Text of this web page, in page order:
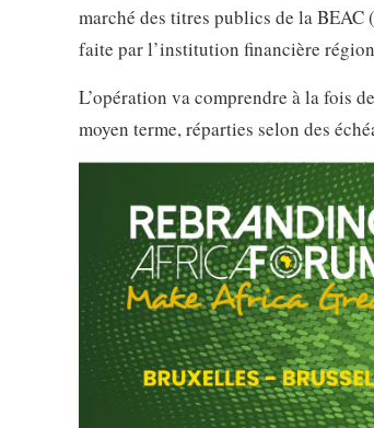
marché des titres publics de la BEAC
faite par l’institution financière
L’opération va comprendre à la fois
moyen terme, réparties selon des